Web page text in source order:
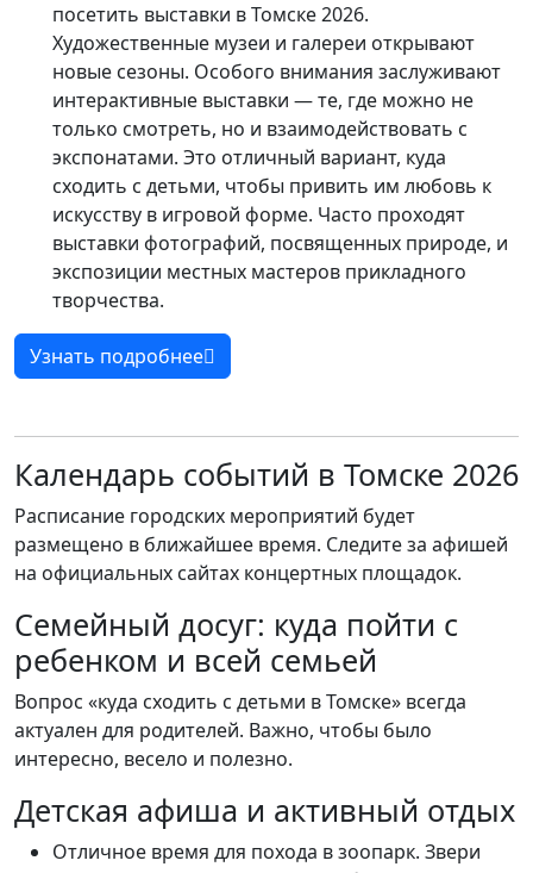
посетить выставки в Томске 2026.
Художественные музеи и галереи открывают
новые сезоны. Особого внимания заслуживают
интерактивные выставки — те, где можно не
только смотреть, но и взаимодействовать с
экспонатами. Это отличный вариант, куда
сходить с детьми, чтобы привить им любовь к
искусству в игровой форме. Часто проходят
выставки фотографий, посвященных природе, и
экспозиции местных мастеров прикладного
творчества.
Узнать подробнее
Календарь событий в Томске 2026
Расписание городских мероприятий будет
размещено в ближайшее время. Следите за афишей
на официальных сайтах концертных площадок.
Семейный досуг: куда пойти с
ребенком и всей семьей
Вопрос «куда сходить с детьми в Томске» всегда
актуален для родителей. Важно, чтобы было
интересно, весело и полезно.
Детская афиша и активный отдых
Отличное время для похода в зоопарк. Звери